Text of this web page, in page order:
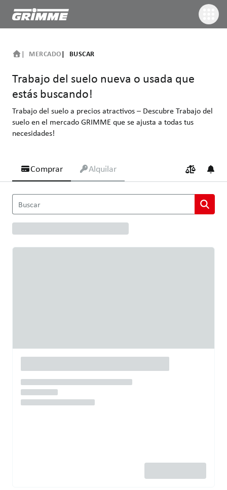
MERCADO BUSCAR
Trabajo del suelo nueva o usada que
estás buscando!
Trabajo del suelo a precios atractivos – Descubre Trabajo del
suelo en el mercado GRIMME que se ajusta a todas tus
necesidades!
Comprar Alquilar
Trabajo del suelo a precios atractivos – Descubre Trabajo del
Buscar